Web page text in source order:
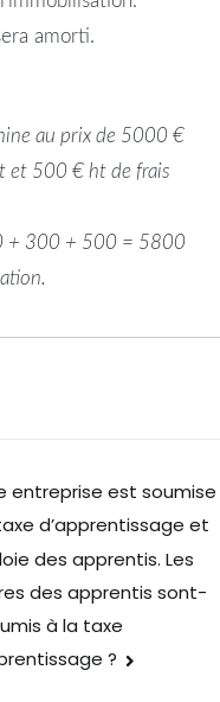
amorti.
au prix de 5000 €
et 500 € ht de frais
+ 300 + 500 = 5800
entreprise est soumise
d’apprentissage et
des apprentis. Les
des apprentis sont-
à la taxe
?